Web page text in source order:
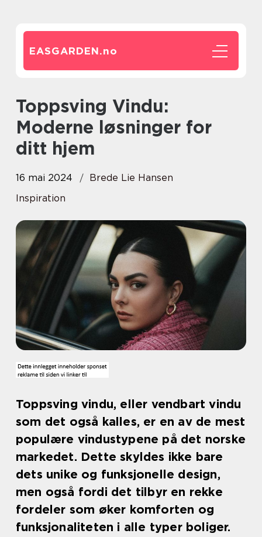
EASGARDEN.no
Toppsving Vindu:
Moderne løsninger for
ditt hjem
16 mai 2024
Brede Lie Hansen
Inspiration
Toppsving vindu, eller vendbart vindu
som det også kalles, er en av de mest
populære vindustypene på det norske
markedet. Dette skyldes ikke bare
dets unike og funksjonelle design,
men også fordi det tilbyr en rekke
fordeler som øker komforten og
funksjonaliteten i alle typer boliger.